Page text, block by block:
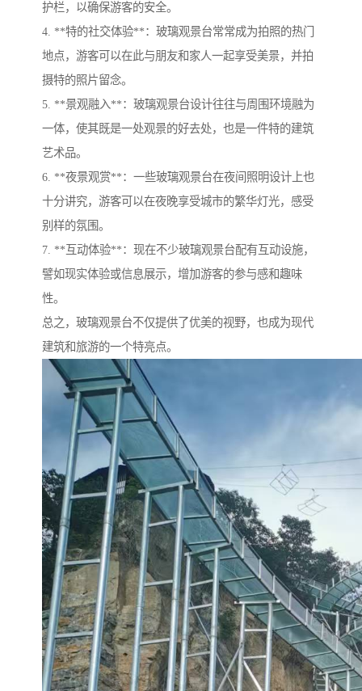
护栏，以确保游客的安全。
4. **特的社交体验**：玻璃观景台常常成为拍照的热门
地点，游客可以在此与朋友和家人一起享受美景，并拍
摄特的照片留念。
5. **景观融入**：玻璃观景台设计往往与周围环境融为
一体，使其既是一处观景的好去处，也是一件特的建筑
艺术品。
6. **夜景观赏**：一些玻璃观景台在夜间照明设计上也
十分讲究，游客可以在夜晚享受城市的繁华灯光，感受
别样的氛围。
7. **互动体验**：现在不少玻璃观景台配有互动设施，
譬如现实体验或信息展示，增加游客的参与感和趣味
性。
总之，玻璃观景台不仅提供了优美的视野，也成为现代
建筑和旅游的一个特亮点。